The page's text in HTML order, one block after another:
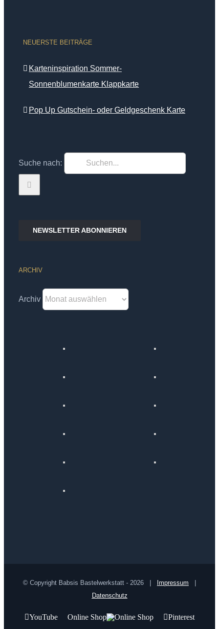
NEUERSTE BEITRÄGE
Karteninspiration Sommer-
Sonnenblumenkarte Klappkarte
Pop Up Gutschein- oder Geldgeschenk Karte
Suche nach:
NEWSLETTER ABONNIEREN
ARCHIV
Archiv
© Copyright Babsis Bastelwerkstatt - 2026 | Impressum
Datenschutz
YouTube Online Shop Pinterest